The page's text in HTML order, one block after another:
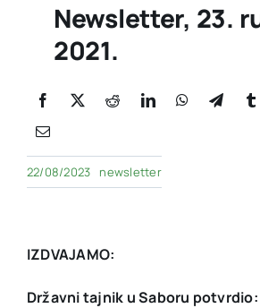
Newsletter, 23.
2021.
22/08/2023 newsletter
IZDVAJAMO:
Državni tajnik u Saboru potvrdio: